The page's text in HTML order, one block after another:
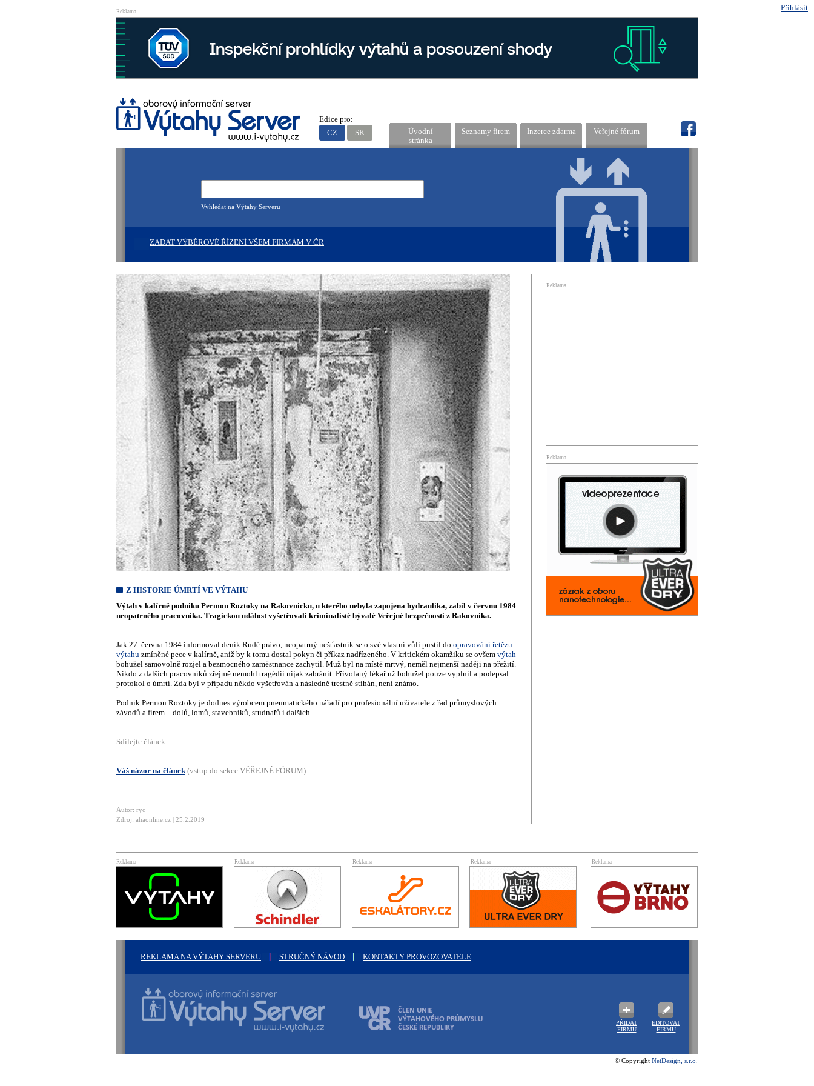
Přihlásit
Reklama
Úvodní
stránka
Seznamy firem Inzerce zdarma Veřejné fórum
Vyhledat na Výtahy Serveru
ZADAT VÝBĚROVÉ ŘÍZENÍ VŠEM FIRMÁM V ČR
Edice pro:
CZ
SK
Z HISTORIE ÚMRTÍ VE VÝTAHU
Výtah v kalírně podniku Permon Roztoky na Rakovnicku, u kterého nebyla zapojena hydraulika, zabil v červnu 1984
neopatrného pracovníka. Tragickou událost vyšetřovali kriminalisté bývalé Veřejné bezpečnosti z Rakovníka.
Jak 27. června 1984 informoval deník Rudé právo, neopatrný nešťastník se o své vlastní vůli pustil do opravování řetězu
výtahu zmíněné pece v kalírně, aniž by k tomu dostal pokyn či příkaz nadřízeného. V kritickém okamžiku se ovšem výtah
bohužel samovolně rozjel a bezmocného zaměstnance zachytil. Muž byl na místě mrtvý, neměl nejmenší naději na přežití.
Nikdo z dalších pracovníků zřejmě nemohl tragédii nijak zabránit. Přivolaný lékař už bohužel pouze vyplnil a podepsal
protokol o úmrtí. Zda byl v případu někdo vyšetřován a následně trestně stíhán, není známo.
Podnik Permon Roztoky je dodnes výrobcem pneumatického nářadí pro profesionální uživatele z řad průmyslových
závodů a firem – dolů, lomů, stavebníků, studnařů i dalších.
Sdílejte článek:
Váš názor na článek (vstup do sekce VĚŘEJNÉ FÓRUM)
Autor: ryc
Zdroj: ahaonline.cz | 25.2.2019
Reklama
Reklama
Reklama Reklama Reklama Reklama Reklama
REKLAMA NA VÝTAHY SERVERU STRUČNÝ NÁVOD KONTAKTY PROVOZOVATELE
EDITOVAT
FIRMU
PŘIDAT
FIRMU
© Copyright NetDesign, s.r.o.